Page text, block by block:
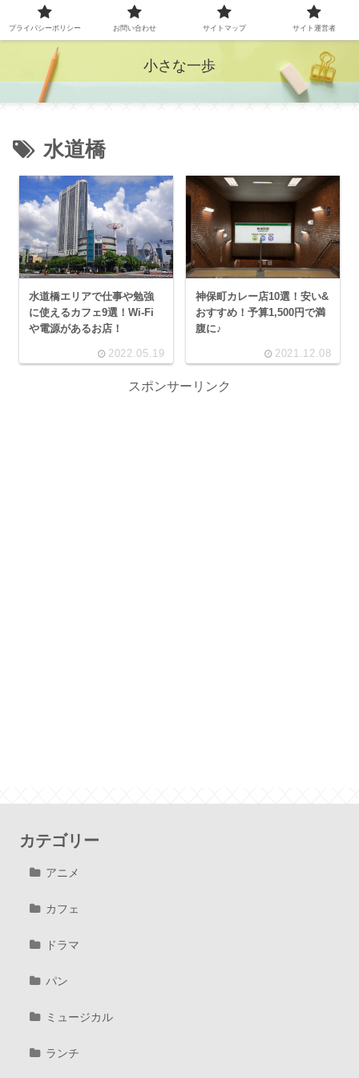
小さな一歩
水道橋
水道橋エリアで仕事や勉強
に使えるカフェ9選！Wi-Fi
や電源があるお店！
2022.05.19
神保町カレー店10選！安い&
おすすめ！予算1,500円で満
腹に♪
2021.12.08
スポンサーリンク
カテゴリー
アニメ
カフェ
ドラマ
パン
ミュージカル
ランチ
プライバシーポリシー お問い合わせ サイトマップ サイト運営者